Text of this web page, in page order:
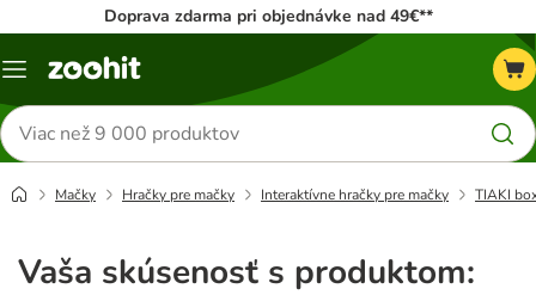
Doprava zdarma pri objednávke nad 49€**
Kategórie
Hľadať
produkty
Mačky Hračky pre mačky Interaktívne hračky pre mačky TIAKI
Vaša skúsenosť s produktom: